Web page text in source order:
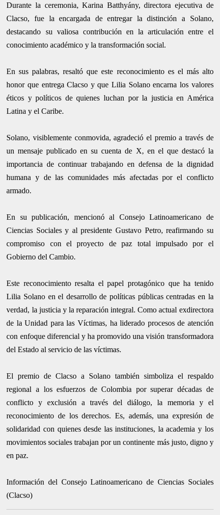
Durante la ceremonia, Karina Batthyány, directora ejecutiva de
Clacso, fue la encargada de entregar la distinción a Solano,
destacando su valiosa contribución en la articulación entre el
conocimiento académico y la transformación social.
En sus palabras, resaltó que este reconocimiento es el más alto
honor que entrega Clacso y que Lilia Solano encarna los valores
éticos y políticos de quienes luchan por la justicia en América
Latina y el Caribe.
Solano, visiblemente conmovida, agradeció el premio a través de
un mensaje publicado en su cuenta de X, en el que destacó la
importancia de continuar trabajando en defensa de la dignidad
humana y de las comunidades más afectadas por el conflicto
armado.
En su publicación, mencionó al Consejo Latinoamericano de
Ciencias Sociales y al presidente Gustavo Petro, reafirmando su
compromiso con el proyecto de paz total impulsado por el
Gobierno del Cambio.
Este reconocimiento resalta el papel protagónico que ha tenido
Lilia Solano en el desarrollo de políticas públicas centradas en la
verdad, la justicia y la reparación integral. Como actual exdirectora
de la Unidad para las Víctimas, ha liderado procesos de atención
con enfoque diferencial y ha promovido una visión transformadora
del Estado al servicio de las víctimas.
El premio de Clacso a Solano también simboliza el respaldo
regional a los esfuerzos de Colombia por superar décadas de
conflicto y exclusión a través del diálogo, la memoria y el
reconocimiento de los derechos. Es, además, una expresión de
solidaridad con quienes desde las instituciones, la academia y los
movimientos sociales trabajan por un continente más justo, digno y
en paz.
Información del Consejo Latinoamericano de Ciencias Sociales
(Clacso)